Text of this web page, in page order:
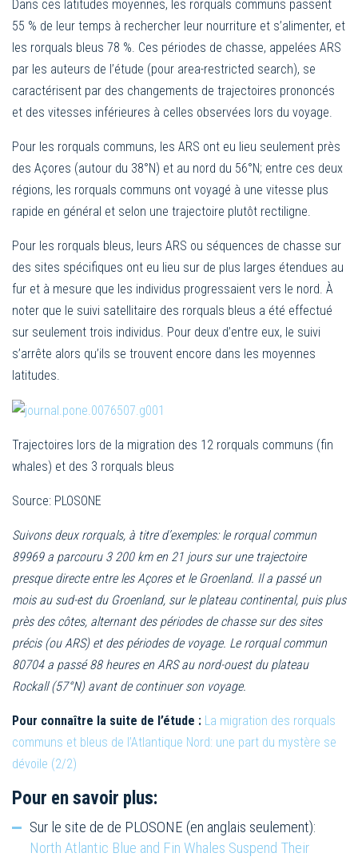
Dans ces latitudes moyennes, les rorquals communs passent
55 % de leur temps à rechercher leur nourriture et s’alimenter, et
les rorquals bleus 78 %. Ces périodes de chasse, appelées ARS
par les auteurs de l’étude (pour area-restricted search), se
caractérisent par des changements de trajectoires prononcés
et des vitesses inférieures à celles observées lors du voyage.
Pour les rorquals communs, les ARS ont eu lieu seulement près
des Açores (autour du 38°N) et au nord du 56°N; entre ces deux
régions, les rorquals communs ont voyagé à une vitesse plus
rapide en général et selon une trajectoire plutôt rectiligne.
Pour les rorquals bleus, leurs ARS ou séquences de chasse sur
des sites spécifiques ont eu lieu sur de plus larges étendues au
fur et à mesure que les individus progressaient vers le nord. À
noter que le suivi satellitaire des rorquals bleus a été effectué
sur seulement trois individus. Pour deux d’entre eux, le suivi
s’arrête alors qu’ils se trouvent encore dans les moyennes
latitudes.
Trajectoires lors de la migration des 12 rorquals communs (fin
whales) et des 3 rorquals bleus
Source: PLOSONE
Suivons deux rorquals, à titre d’exemples: le rorqual commun
89969 a parcouru 3 200 km en 21 jours sur une trajectoire
presque directe entre les Açores et le Groenland. Il a passé un
mois au sud-est du Groenland, sur le plateau continental, puis plus
près des côtes, alternant des périodes de chasse sur des sites
précis (ou ARS) et des périodes de voyage. Le rorqual commun
80704 a passé 88 heures en ARS au nord-ouest du plateau
Rockall (57°N) avant de continuer son voyage.
Pour connaître la suite de l’étude : La migration des rorquals
communs et bleus de l’Atlantique Nord: une part du mystère se
dévoile (2/2)
Pour en savoir plus:
Sur le site de de PLOSONE (en anglais seulement):
North Atlantic Blue and Fin Whales Suspend Their